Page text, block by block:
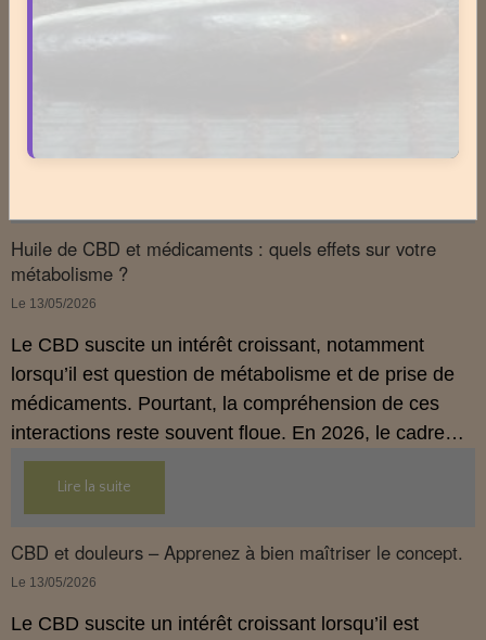
La Réharmonisation corporelle hygiéniste désigne un
hygiène de vie adaptée.
Huile de CBD et médicaments : quels effets sur votre
métabolisme ?
Le 13/05/2026
Le CBD suscite un intérêt croissant, notamment
lorsqu’il est question de métabolisme et de prise de
médicaments. Pourtant, la compréhension de ces
interactions reste souvent floue. En 2026, le cadre
légal français impose des règles strictes : seuls les
usages externes du CBD sont autorisés. Cet article
propose une mise au point claire et accessible pour
comprendre comment le CBD s’inscrit dans une
démarche de prévention, sans ingestion et sans
Lire la suite
CBD et douleurs – Apprenez à bien maîtriser le concept.
Le 13/05/2026
Le CBD suscite un intérêt croissant lorsqu’il est